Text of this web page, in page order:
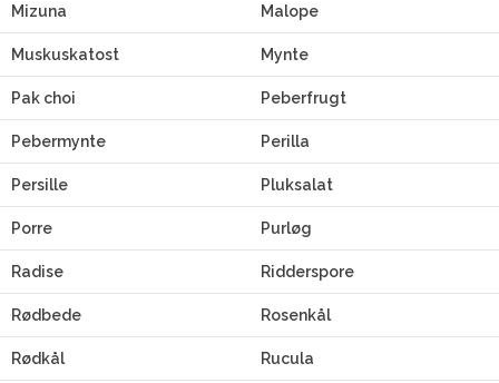
Mizuna Malope
Muskuskatost Mynte
Pak choi Peberfrugt
Pebermynte Perilla
Persille Pluksalat
Porre Purløg
Radise Ridderspore
Rødbede Rosenkål
Rødkål Rucula